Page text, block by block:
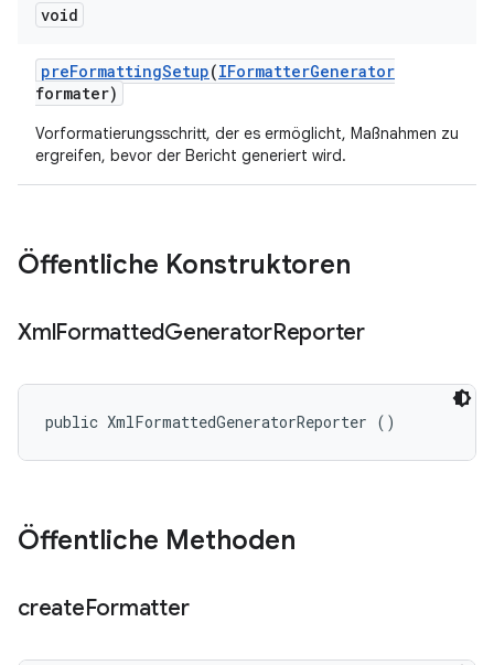
void
preFormattingSetup(IFormatterGenerator
formater)
Vorformatierungsschritt, der es ermöglicht, Maßnahmen zu
ergreifen, bevor der Bericht generiert wird.
Öffentliche Konstruktoren
XmlFormattedGeneratorReporter
public XmlFormattedGeneratorReporter ()
Öffentliche Methoden
createFormatter